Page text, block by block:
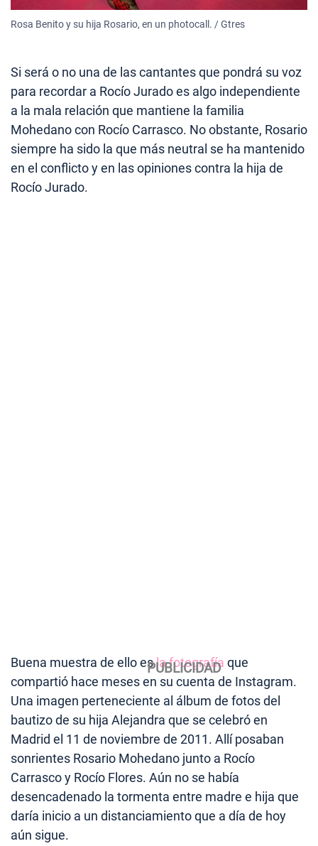
Rosa Benito y su hija Rosario, en un photocall. / Gtres
Si será o no una de las cantantes que pondrá su voz
para recordar a Rocío Jurado es algo independiente
a la mala relación que mantiene la familia
Mohedano con Rocío Carrasco. No obstante, Rosario
siempre ha sido la que más neutral se ha mantenido
en el conflicto y en las opiniones contra la hija de
Rocío Jurado.
Buena muestra de ello esla fotografía que
compartió hace meses en su cuenta de Instagram.
Una imagen perteneciente al álbum de fotos del
bautizo de su hija Alejandra que se celebró en
Madrid el 11 de noviembre de 2011. Allí posaban
sonrientes Rosario Mohedano junto a Rocío
Carrasco y Rocío Flores. Aún no se había
desencadenado la tormenta entre madre e hija que
daría inicio a un distanciamiento que a día de hoy
aún sigue.